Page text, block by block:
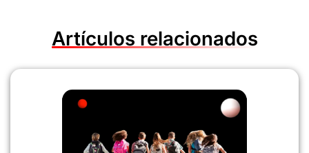
Artículos relacionados